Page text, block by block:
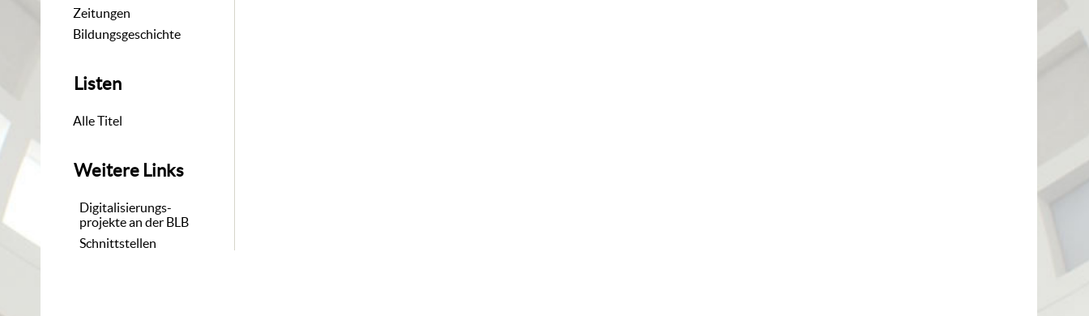
Zeitungen
Bildungsgeschichte
Listen
Alle Titel
Weitere Links
Digitalisierungs-
projekte an der BLB
Schnittstellen